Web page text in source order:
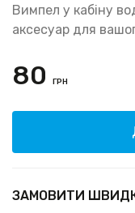
Вимпел у кабіну
аксесуар для
80 ГРН
ЗАМОВИТИ